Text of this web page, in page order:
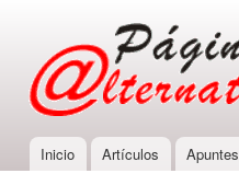
Main menu
Inicio Artículos Apuntes